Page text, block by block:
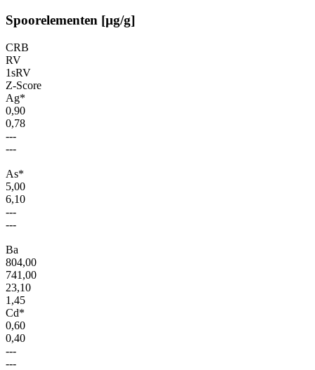
Spoorelementen [µg/g]
CRB
RV
1sRV
Z-Score
Ag*
0,90
0,78
---
---
As*
5,00
6,10
---
---
Ba
804,00
741,00
23,10
1,45
Cd*
0,60
0,40
---
---